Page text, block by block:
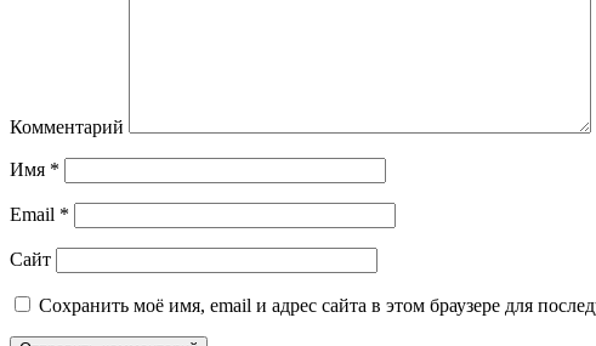
Комментарий
Имя *
Email *
Сайт
Сохранить моё имя, email и адрес сайта в этом браузере для